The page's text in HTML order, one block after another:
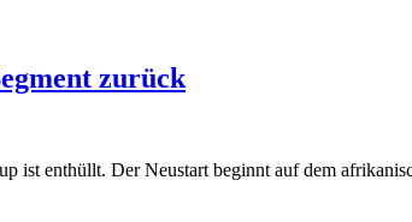
zurück
ist enthüllt. Der Neustart beginnt auf dem